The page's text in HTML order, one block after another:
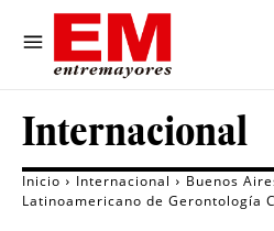
Internacional
Inicio Internacional
Buenos
Latinoamericano de Gerontología